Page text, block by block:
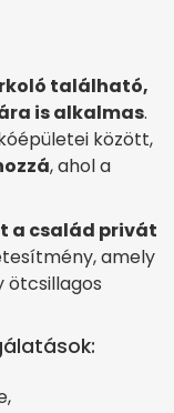
található,
is alkalmas.
között,
, ahol a
a család privát
amely
ötcsillagos